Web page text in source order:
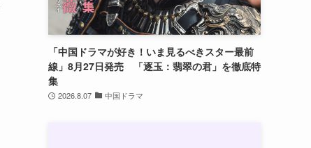
「中国ドラマが好き！いま見るべきスター最前
線」8月27日発売 「逐玉：翡翠の君」を徹底特
集
2026.8.07 中国ドラマ